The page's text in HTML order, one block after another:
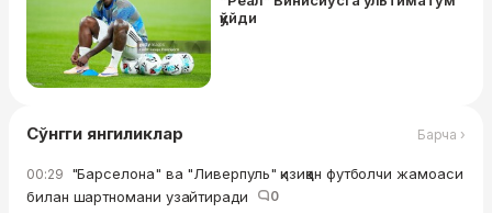
қўйди
Сўнгги янгиликлар Барча ›
00:29 "Барселона" ва "Ливерпуль" қизиққан футболчи жамоаси
билан шартномани узайтиради
0